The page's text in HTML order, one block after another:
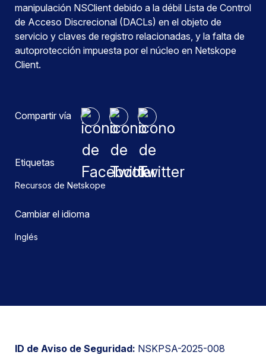
manipulación NSClient debido a la débil Lista de Control
de Acceso Discrecional (DACLs) en el objeto de
servicio y claves de registro relacionadas, y la falta de
autoprotección impuesta por el núcleo en Netskope
Client.
Compartir vía
Etiquetas
Recursos de Netskope
Cambiar el idioma
Inglés
ID de Aviso de Seguridad: NSKPSA-2025-008